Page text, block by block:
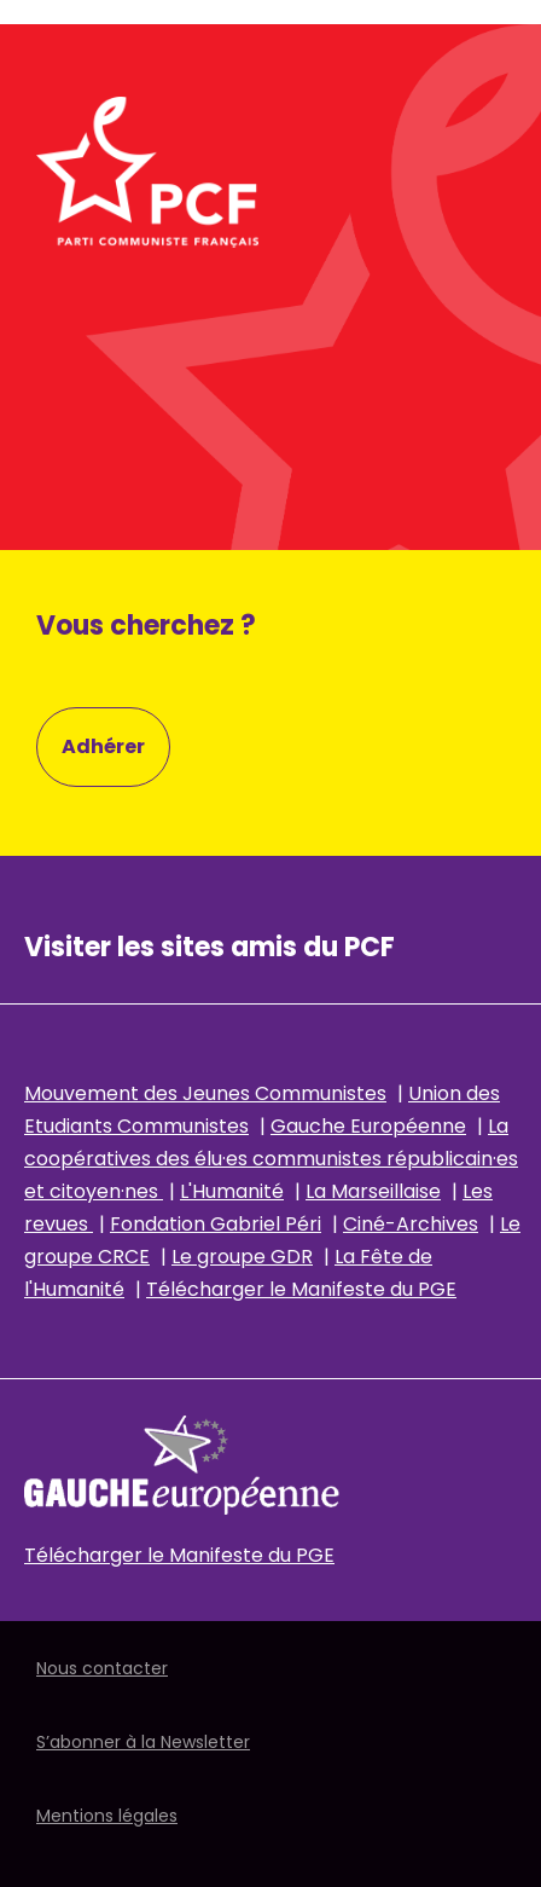
Vous cherchez ?
Adhérer
Visiter les sites amis du PCF
Mouvement des Jeunes Communistes | Union des
Etudiants Communistes | Gauche Européenne | La
coopératives des élu·es communistes républicain·es
et citoyen·nes | L'Humanité | La Marseillaise | Les
revues | Fondation Gabriel Péri | Ciné-Archives | Le
groupe CRCE | Le groupe GDR | La Fête de
l'Humanité | Télécharger le Manifeste du PGE
Télécharger le Manifeste du PGE
Nous contacter
S’abonner à la Newsletter
Mentions légales